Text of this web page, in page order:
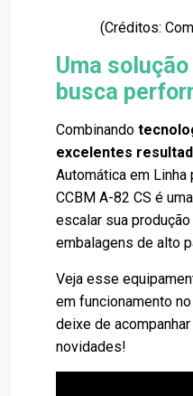
(Créditos:
Uma
busca
Combinando
excelentes
Automática em Linha
CCBM A-82 CS é
escalar sua
embalagens de alto
Veja esse
em funcionamento
deixe de
novidades!